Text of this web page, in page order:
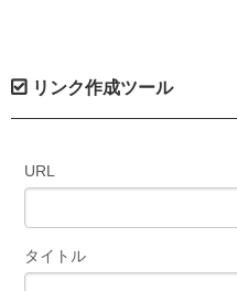
リンク作成ツール
URL
タイトル